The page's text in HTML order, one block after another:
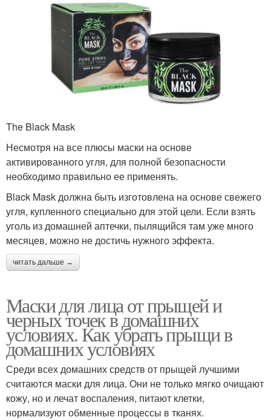
The Black Mask
Несмотря на все плюсы маски на основе
активированного угля, для полной безопасности
необходимо правильно ее применять.
Black Mask должна быть изготовлена на основе свежего
угля, купленного специально для этой цели. Если взять
уголь из домашней аптечки, пылящийся там уже много
месяцев, можно не достичь нужного эффекта.
читать дальше →
Маски для лица от прыщей и
черных точек в домашних
условиях. Как убрать прыщи в
домашних условиях
Среди всех домашних средств от прыщей лучшими
считаются маски для лица. Они не только мягко очищают
кожу, но и лечат воспаления, питают клетки,
нормализуют обменные процессы в тканях.